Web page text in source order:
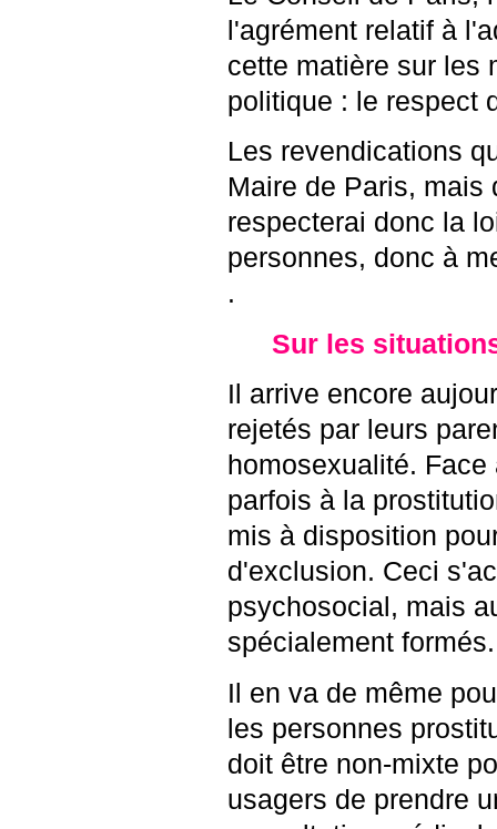
l'agrément relatif à
cette matière sur les
politique : le respect
Les revendications
Maire de Paris, mais
respecterai donc la
personnes, donc à
.
Sur les
Il arrive encore
rejetés par leurs
homosexualité.
parfois à la
mis à disposition
d'exclusion. Ceci
psychosocial, mais
spécialement formés.
Il en va de même
les personnes
doit être non-mixte
usagers de prendre